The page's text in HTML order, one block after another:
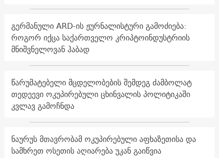
გერმანული ARD-ის ჟურნალისტური გამოძიება:
როგორ იქცა საქართველო კრიპტოინდუსტრიის
მნიშვნელოვან ჰაბად
წარუმატებელი მცდელობების შემდეგ ძამბოლატ
თედეევი ოკუპირებული ცხინვალის პოლიტიკაში
კვლავ გამოჩნდა
ნაურუს მთავრობამ ოკუპირებული აფხაზეთისა და
სამხრეთ ოსეთის აღიარება უკან გაიწვია